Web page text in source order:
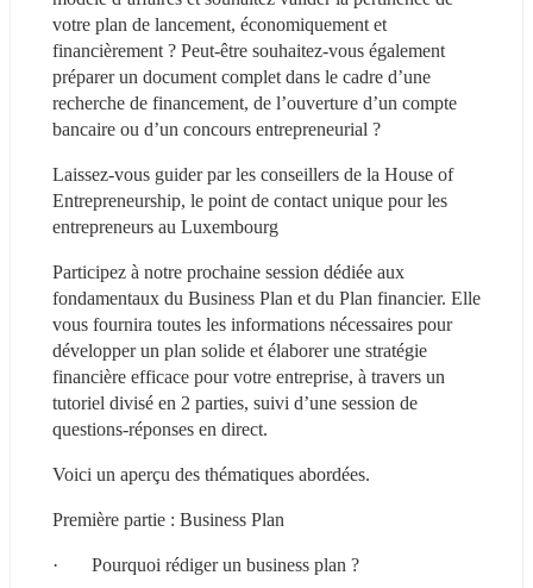
votre plan de lancement, économiquement et
financièrement ? Peut-être souhaitez-vous également
préparer un document complet dans le cadre d’une
recherche de financement, de l’ouverture d’un compte
bancaire ou d’un concours entrepreneurial ?
Laissez-vous guider par les conseillers de la House of
Entrepreneurship, le point de contact unique pour les
entrepreneurs au Luxembourg
Participez à notre prochaine session dédiée aux
fondamentaux du Business Plan et du Plan financier. Elle
vous fournira toutes les informations nécessaires pour
développer un plan solide et élaborer une stratégie
financière efficace pour votre entreprise, à travers un
tutoriel divisé en 2 parties, suivi d’une session de
questions-réponses en direct.
Voici un aperçu des thématiques abordées.
Première partie : Business Plan
·       Pourquoi rédiger un business plan ?